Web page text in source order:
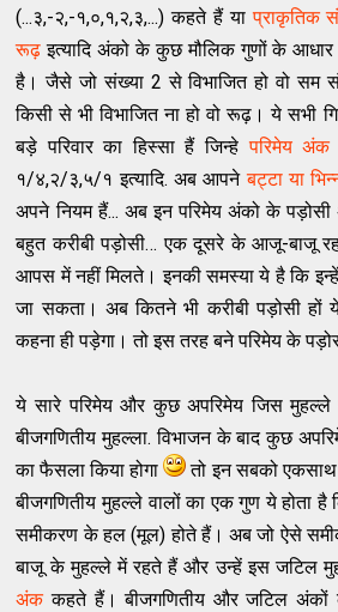
(...३,-२,-१,०,१,२,३,...) कहते हैं याप्राकृतिक
रूढ़ इत्यादि अंको के कुछ मौलिक गुणों के आधार
है। जैसे जो संख्या 2 से विभाजित हो वो सम
किसी से भी विभाजित ना हो वो रूढ़। ये सभी
बड़े परिवार का हिस्सा हैं जिन्हेपरिमेय अंक
१/४,२/३,५/१ इत्यादि. अब आपनेबट्टा या
अपने नियम हैं... अब इन परिमेय अंको के
बहुत करीबी पड़ोसी… एक दूसरे के आजू-बाजू
आपस में नहीं मिलते। इनकी समस्या ये है कि इन्हें
जा सकता। अब कितने भी करीबी पड़ोसी हों ये
कहना ही पड़ेगा। तो इस तरह बने परिमेय के
ये सारे परिमेय और कुछ अपरिमेय जिस
बीजगणितीय मुहल्ला. विभाजन के बाद कुछ
का फैसला किया होगा
तो इन सबको
बीजगणितीय मुहल्ले वालों का एक गुण ये होता
समीकरण के हल (मूल) होते हैं। अब जो ऐसे
बाजू के मुहल्ले में रहते हैं और उन्हें इस जटिल
अंककहते हैं। बीजगणितीय और जटिल अंकों